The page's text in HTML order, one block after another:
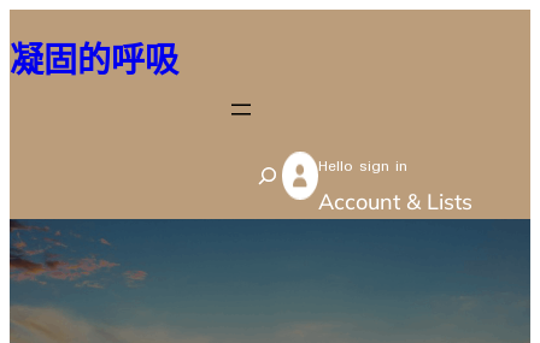
至
容
凝固的呼吸
S
e
Hello sign in
Account & Lists